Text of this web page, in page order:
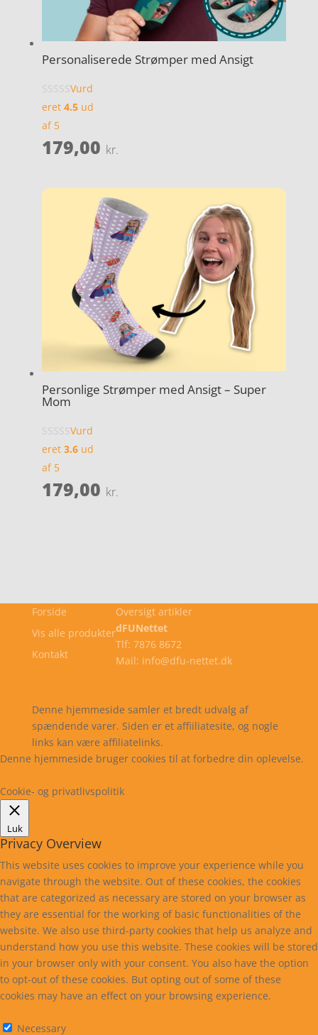
Personaliserede Strømper med Ansigt
Vurd
eret 4.5ud
af 5
179,00 kr.
Personlige Strømper med Ansigt – Super
Mom
Vurd
eret 3.6ud
af 5
179,00 kr.
Forside
Vis alle produkter
Kontakt
Oversigt artikler
dFUNettet
Tlf: 7876 8672
Mail: info@dfu-nettet.dk
Denne hjemmeside samler et bredt udvalg af
spændende varer. Siden er et affiiliatesite, og nogle
links kan være affiliatelinks.
Denne hjemmeside bruger cookies til at forbedre din oplevelse.
Cookie- og privatlivspolitik
Luk
Privacy Overview
This website uses cookies to improve your experience while you
navigate through the website. Out of these cookies, the cookies
that are categorized as necessary are stored on your browser as
they are essential for the working of basic functionalities of the
website. We also use third-party cookies that help us analyze and
understand how you use this website. These cookies will be stored
in your browser only with your consent. You also have the option
to opt-out of these cookies. But opting out of some of these
cookies may have an effect on your browsing experience.
Necessary